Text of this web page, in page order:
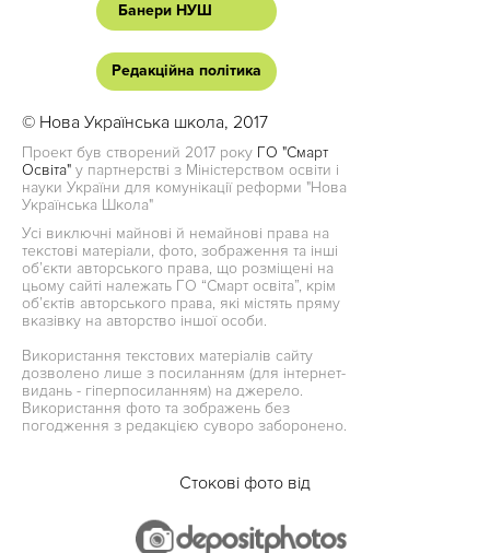
Банери НУШ
Редакційна політика
© Нова Українська школа, 2017
Проект був створений 2017 року ГО "Смарт
Освіта" у партнерстві з Міністерством освіти і
науки України для комунікації реформи "Нова
Українська Школа"
Усі виключні майнові й немайнові права на
текстові матеріали, фото, зображення та інші
об’єкти авторського права, що розміщені на
цьому сайті належать ГО “Смарт освіта”, крім
об’єктів авторського права, які містять пряму
вказівку на авторство іншої особи.
Використання текстових матеріалів сайту
дозволено лише з посиланням (для інтернет-
видань - гіперпосиланням) на джерело.
Використання фото та зображень без
погодження з редакцією суворо заборонено.
Стокові фото від